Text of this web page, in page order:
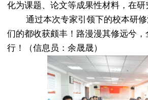
化为课题、论文等成果性材料，在研
通过本次专家引领下的校本研
们的都收获颇丰！路漫漫其修远兮
行！
（信息员：余晟晟）